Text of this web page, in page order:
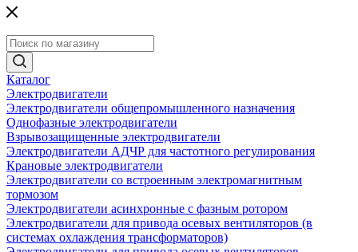
Каталог
Электродвигатели
Электродвигатели общепромышленного назначения
Однофазные электродвигатели
Взрывозащищенные электродвигатели
Электродвигатели АДЧР для частотного регулирования
Крановые электродвигатели
Электродвигатели со встроенным электромагнитным
тормозом
Электродвигатели асинхронные с фазным ротором
Электродвигатели для привода осевых вентиляторов (в
системах охлаждения трансформаторов)